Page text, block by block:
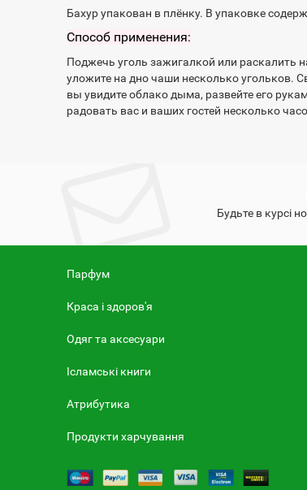
Бахур упакован в плёнку. В упаковке
Способ применения:
Поджечь уголь зажигалкой или раскалить
уложите на дно чаши несколько угольков.
вы увидите облако дыма, развейте его
радовать вас и ваших гостей несколько
Будьте в курсі
Парфум
Краса і здоров'я
Одяг та аксесуари
Ісламські книги
Атрибутика
Продукти харчування